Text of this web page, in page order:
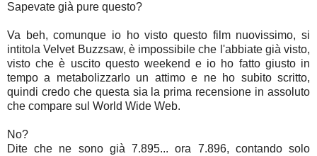
Sapevate già pure questo?
Va beh, comunque io ho visto questo film nuovissimo, si
intitola Velvet Buzzsaw, è impossibile che l'abbiate già visto,
visto che è uscito questo weekend e io ho fatto giusto in
tempo a metabolizzarlo un attimo e ne ho subito scritto,
quindi credo che questa sia la prima recensione in assoluto
che compare sul World Wide Web.
No?
Dite che ne sono già 7.895... ora 7.896, contando solo